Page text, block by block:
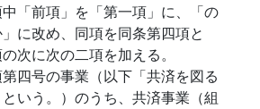
「前項」を「第一項」に、「の
に改め、同項を同条第四項と
次に次の二項を加える。
四号の事業（以下「共済を図る
いう。）のうち、共済事業（組